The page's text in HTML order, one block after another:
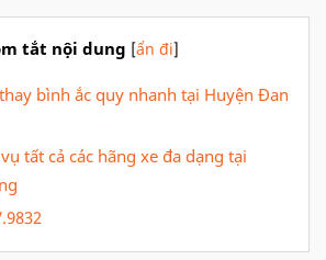
tắt nội dung [ẩn đi]
bình ắc quy nhanh tại Huyện Đan
tất cả các hãng xe đa dạng tại